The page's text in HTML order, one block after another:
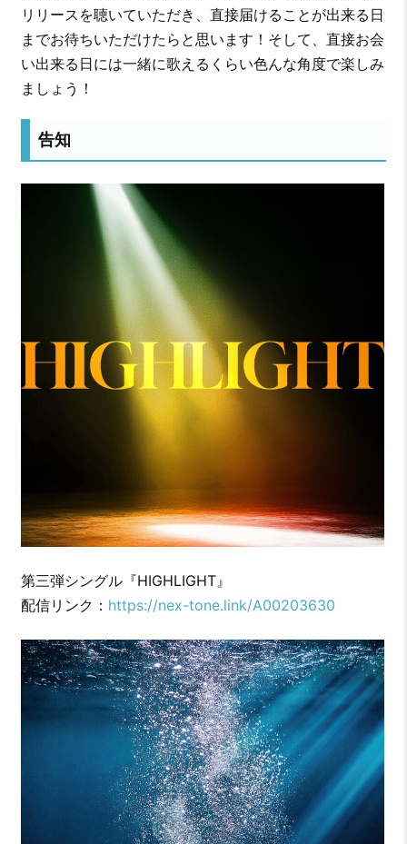
リリースを聴いていただき、直接届けることが出来る日
までお待ちいただけたらと思います！そして、直接お会
い出来る日には一緒に歌えるくらい色んな角度で楽しみ
ましょう！
告知
第三弾シングル『HIGHLIGHT』
配信リンク： https://nex-tone.link/A00203630